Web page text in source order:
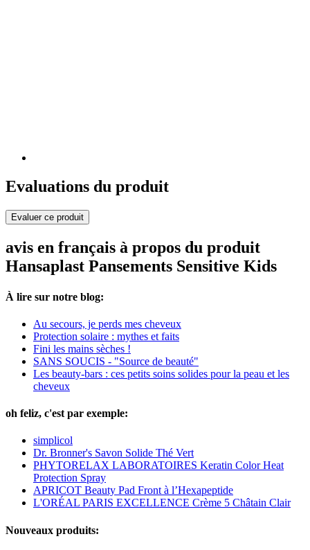
Evaluations du produit
Evaluer ce produit
avis en français à propos du produit
Hansaplast Pansements Sensitive Kids
À lire sur notre blog:
Au secours, je perds mes cheveux
Protection solaire : mythes et faits
Fini les mains sèches !
SANS SOUCIS - "Source de beauté"
Les beauty-bars : ces petits soins solides pour la peau et les
cheveux
oh feliz, c'est par exemple:
simplicol
Dr. Bronner's Savon Solide Thé Vert
PHYTORELAX LABORATOIRES Keratin Color Heat
Protection Spray
APRICOT Beauty Pad Front à l’Hexapeptide
L'ORÉAL PARIS EXCELLENCE Crème 5 Châtain Clair
Nouveaux produits: